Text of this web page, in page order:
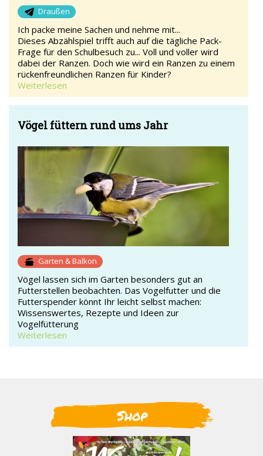
Draußen
Ich packe meine Sachen und nehme mit...
Dieses Abzählspiel trifft auch auf die tägliche Pack-
Frage für den Schulbesuch zu... Voll und voller wird
dabei der Ranzen. Doch wie wird ein Ranzen zu einem
rückenfreundlichen Ranzen für Kinder?
Weiterlesen
Vögel füttern rund ums Jahr
Garten & Balkon
Vögel lassen sich im Garten besonders gut an
Futterstellen beobachten. Das Vogelfutter und die
Futterspender könnt Ihr leicht selbst machen:
Wissenswertes, Rezepte und Ideen zur
Vogelfütterung
Weiterlesen
Shop